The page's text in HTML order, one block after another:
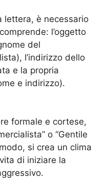
lettera, è necessario
l’oggetto
del
l’indirizzo dello
e la propria
e indirizzo).
formale e cortese,
o “Gentile
si crea un clima
di iniziare la